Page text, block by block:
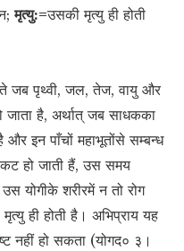
मृत्यु:=उसकी मृत्यु ही होती
जब पृथ्वी, जल, तेज, वायु और
है, अर्थात् जब साधकका
और इन पाँचों महाभूतोंसे सम्बन्ध
हो जाती हैं, उस समय
योगीके शरीरमें न तो रोग
ही होती है। अभिप्राय यह
नहीं हो सकता (योगद० ३।